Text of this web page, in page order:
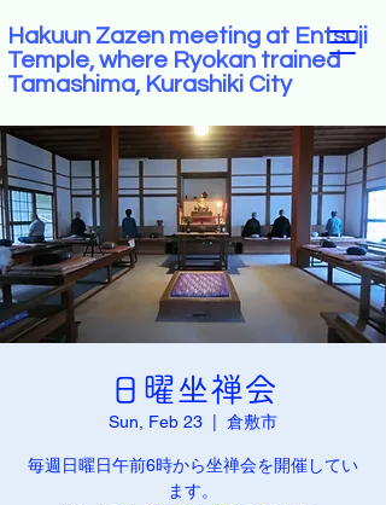
Hakuun Zazen meeting at Entsuji
Temple, where Ryokan trained
Tamashima, Kurashiki City
日曜坐禅会
Sun, Feb 23 倉敷市
毎週日曜日午前6時から坐禅会を開催してい
ます。